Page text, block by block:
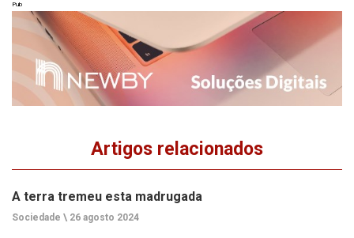
Pub
Artigos relacionados
A terra tremeu esta madrugada
Sociedade \ 26 agosto 2024